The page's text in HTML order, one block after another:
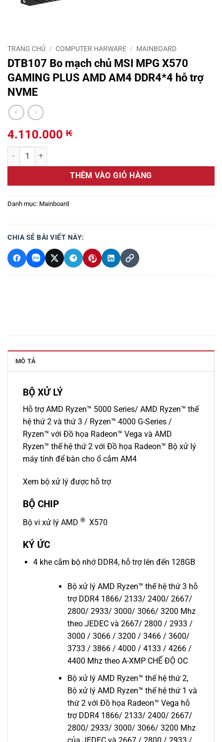
TRANG CHỦ / COMPUTER HARWARE / MAINBOARD
DTB107 Bo mạch chủ MSI MPG X570
GAMING PLUS AMD AM4 DDR4*4 hỗ trợ
NVME
4.110.000 ₭
DTB107 Bo mạch chủ MSI MPG X570 GAMING PLUS AMD AM4
THÊM VÀO GIỎ HÀNG
Danh mục: Mainboard
CHIA SẺ BÀI VIẾT NÀY:
MÔ TẢ
BỘ XỬ LÝ
Hỗ trợ AMD Ryzen™ 5000 Series/ AMD Ryzen™ thế
hệ thứ 2 và thứ 3 / Ryzen™ 4000 G-Series /
Ryzen™ với Đồ họa Radeon™ Vega và AMD
Ryzen™ thế hệ thứ 2 với Đồ họa Radeon™ Bộ xử lý
máy tính để bàn cho ổ cắm AM4
Xem bộ xử lý được hỗ trợ
BỘ CHIP
Bộ vi xử lý AMD ® X570
KÝ ỨC
4 khe cắm bộ nhớ DDR4, hỗ trợ lên đến 128GB
Bộ xử lý AMD Ryzen™ thế hệ thứ 3 hỗ
trợ DDR4 1866/ 2133/ 2400/ 2667/
2800/ 2933/ 3000/ 3066/ 3200 Mhz
theo JEDEC và 2667/ 2800 / 2933 /
3000 / 3066 / 3200 / 3466 / 3600/
3733 / 3866 / 4000 / 4133 / 4266 /
4400 Mhz theo A-XMP CHẾ ĐỘ OC
Bộ xử lý AMD Ryzen™ thế hệ thứ 2,
Bộ xử lý AMD Ryzen™ thế hệ thứ 1 và
thứ 2 với Đồ họa Radeon™ Vega hỗ
trợ DDR4 1866/ 2133/ 2400/ 2667/
2800/ 2933/ 3000/ 3066/ 3200 Mhz
của JEDEC và 2667 / 2800 / 2933 /